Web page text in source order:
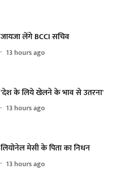
जायजा लेंगे BCCI सचिव
13 hours ago
'देश के लिये खेलने के भाव से उतरना'
13 hours ago
लियोनेल मेसी के पिता का निधन
13 hours ago